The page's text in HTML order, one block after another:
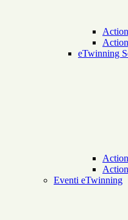
eTwinning
Eventi eTwinning